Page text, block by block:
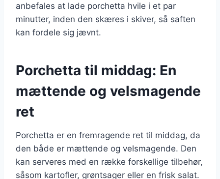
anbefales at lade porchetta hvile i et par
minutter, inden den skæres i skiver, så saften
kan fordele sig jævnt.
Porchetta til middag: En
mættende og velsmagende
ret
Porchetta er en fremragende ret til middag, da
den både er mættende og velsmagende. Den
kan serveres med en række forskellige tilbehør,
såsom kartofler, grøntsager eller en frisk salat.